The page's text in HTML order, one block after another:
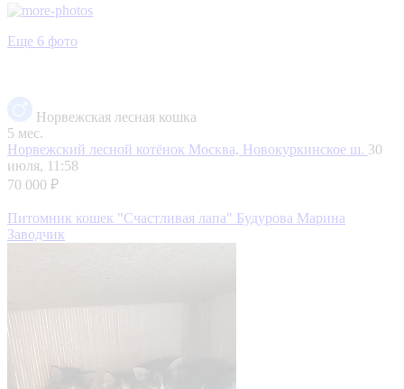
Еще 6 фото
Норвежская лесная кошка
5 мес.
Норвежский лесной котёнок Москва, Новокуркинское ш. 30
июля, 11:58
70 000 ₽
Питомник кошек "Счастливая лапа" Будурова Марина
Заводчик